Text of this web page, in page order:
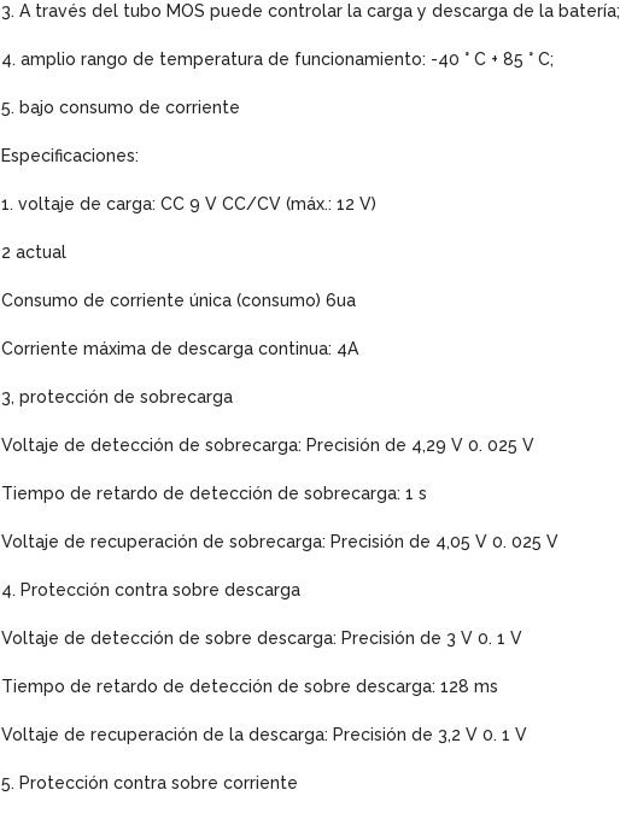
3. A través del tubo MOS puede controlar la carga y descarga de la batería;
4. amplio rango de temperatura de funcionamiento: -40 ° C + 85 ° C;
5. bajo consumo de corriente
Especificaciones:
1. voltaje de carga: CC 9 V CC/CV (máx.: 12 V)
2 actual
Consumo de corriente única (consumo) 6ua
Corriente máxima de descarga continua: 4A
3, protección de sobrecarga
Voltaje de detección de sobrecarga: Precisión de 4,29 V 0. 025 V
Tiempo de retardo de detección de sobrecarga: 1 s
Voltaje de recuperación de sobrecarga: Precisión de 4,05 V 0. 025 V
4. Protección contra sobre descarga
Voltaje de detección de sobre descarga: Precisión de 3 V 0. 1 V
Tiempo de retardo de detección de sobre descarga: 128 ms
Voltaje de recuperación de la descarga: Precisión de 3,2 V 0. 1 V
5. Protección contra sobre corriente